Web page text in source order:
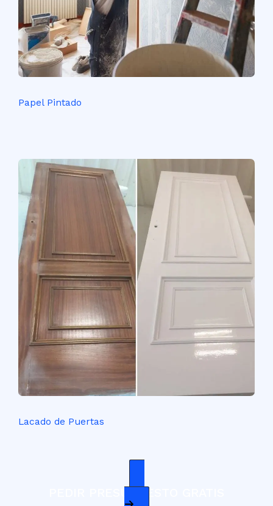
Papel Pintado
Lacado de Puertas
PEDIR PRESUPUESTO GRATIS